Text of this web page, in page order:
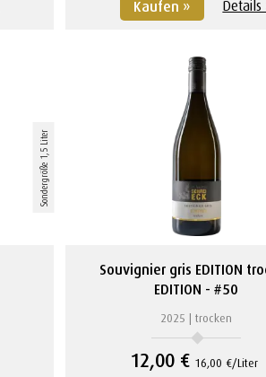
Sondergröße 1,5 Liter
Souvignier gris EDITION
EDITION
#50
2025 trocken
12,00 € 16,00 €/Liter